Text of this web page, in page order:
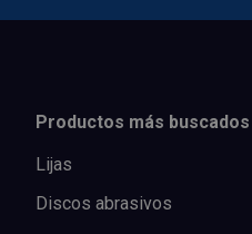
Productos más buscados
Lijas
Discos abrasivos